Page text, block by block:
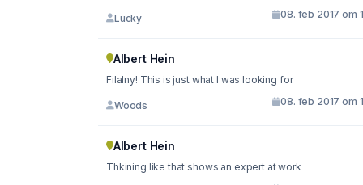
Lucky 08. feb 2017 om
Albert Hein
Filalny! This is just what I was looking for.
Woods 08. feb 2017 om
Albert Hein
Thkining like that shows an expert at work